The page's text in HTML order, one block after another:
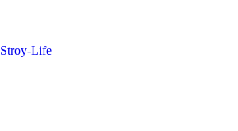
Life